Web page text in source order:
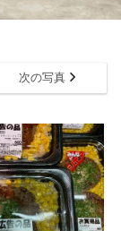
次の写真